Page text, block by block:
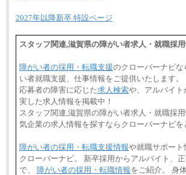
2027年以降新卒 特設ページ
スタッフ関連,滋賀県の障がい者求人・就職採用
障がい者の採用・転職支援のクローバーナビ
い者就職支援、仕事情報をご提供いたします。
応募者の障害に応じた求人検索や、アルバイ
実した求人情報を掲載中！
スタッフ関連,滋賀県の障がい者求人・就職採
気企業の求人情報を探すならクローバーナビを
障がい者の採用・転職支援情報や就職サポート
クローバーナビ。 新卒採用からアルバイト、
で、 障がい者の採用・転職情報をご紹介。 身